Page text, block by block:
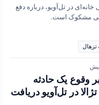
در تل‌آویو، درباره دفع
مشکوک است.
تزهال
وقوع یک حادثه
در تل‌آویو دریافت